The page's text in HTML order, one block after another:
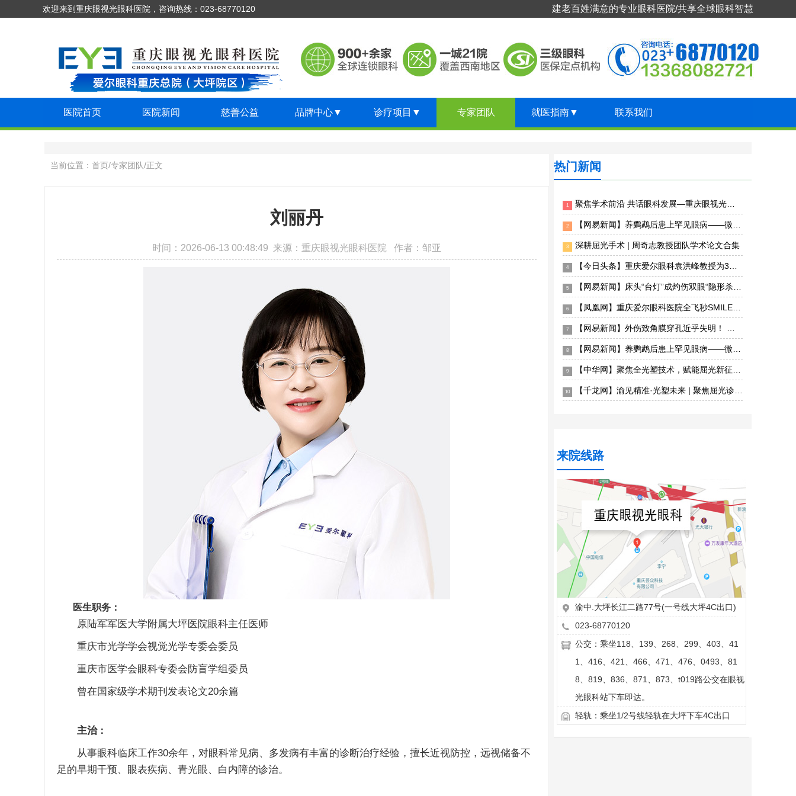
欢迎来到重庆眼视光眼科医院，咨询热线：023-68770120 建老百姓满意的专业眼科医院/共享全球眼科智慧
医院首页 医院新闻 慈善公益 品牌中心▼ 诊疗项目 ▼ 专家团队 就医指南▼ 联系我们
当前位置： 首页/专家团队/正文
刘丽丹
时间：2026-06-13 00:48:49 来源：重庆眼视光眼科医院 作者：邹亚
医生职务：
原陆军军医大学附属大坪医院眼科主任医师
重庆市光学学会视觉光学专委会委员
重庆市医学会眼科专委会防盲学组委员
曾在国家级学术期刊发表论文20余篇
主治：
从事眼科临床工作30余年，对眼科常见病、多发病有丰富的诊断治疗经验，擅长近视防控，远视储备不
足的早期干预、眼表疾病、青光眼、白内障的诊治。
热门新闻
1 聚焦学术前沿 共话眼科发展—重庆眼视光眼科医院专家团受邀出席2026年第十届临床眼科大会
2 【网易新闻】养鹦鹉后患上罕见眼病——微孢子虫急性浅层角结膜炎 重庆眼视光眼科医院精准揪出“元凶”
3 深耕屈光手术 | 周奇志教授团队学术论文合集
4 【今日头条】重庆爱尔眼科袁洪峰教授为3岁患儿实施西藏首例儿童眼眶恶性肿瘤手术成功“保命”
5 【网易新闻】床头“台灯”成灼伤双眼“隐形杀手”——重庆眼视光眼科医院深夜接诊电光性眼炎患者
6 【凤凰网】重庆爱尔眼科医院全飞秒SMILE pro散光矫正增强版上线，智能化散光矫正更精准
7 【网易新闻】外伤致角膜穿孔近乎失明！ 重庆眼视光眼科医院紧急角膜移植成功保眼球获光明
8 【网易新闻】养鹦鹉后患上罕见眼病——微孢子虫急性浅层角结膜炎 重庆眼视光眼科医院精准揪出“元凶”
9 【中华网】聚焦全光塑技术，赋能屈光新征程——全光塑屈光手术初阶培训班重庆站圆满落幕
10 【千龙网】渝见精准·光塑未来 | 聚焦屈光诊疗新发展，2026重庆屈光手术学术研讨会圆满落幕
来院线路
渝中.大坪长江二路77号(一号线大坪4C出口)
023-68770120
公交：乘坐118、139、268、299、403、41
1、416、421、466、471、476、0493、81
8、819、836、871、873、t019路公交在眼视
光眼科站下车即达。
轻轨：乘坐1/2号线轻轨在大坪下车4C出口